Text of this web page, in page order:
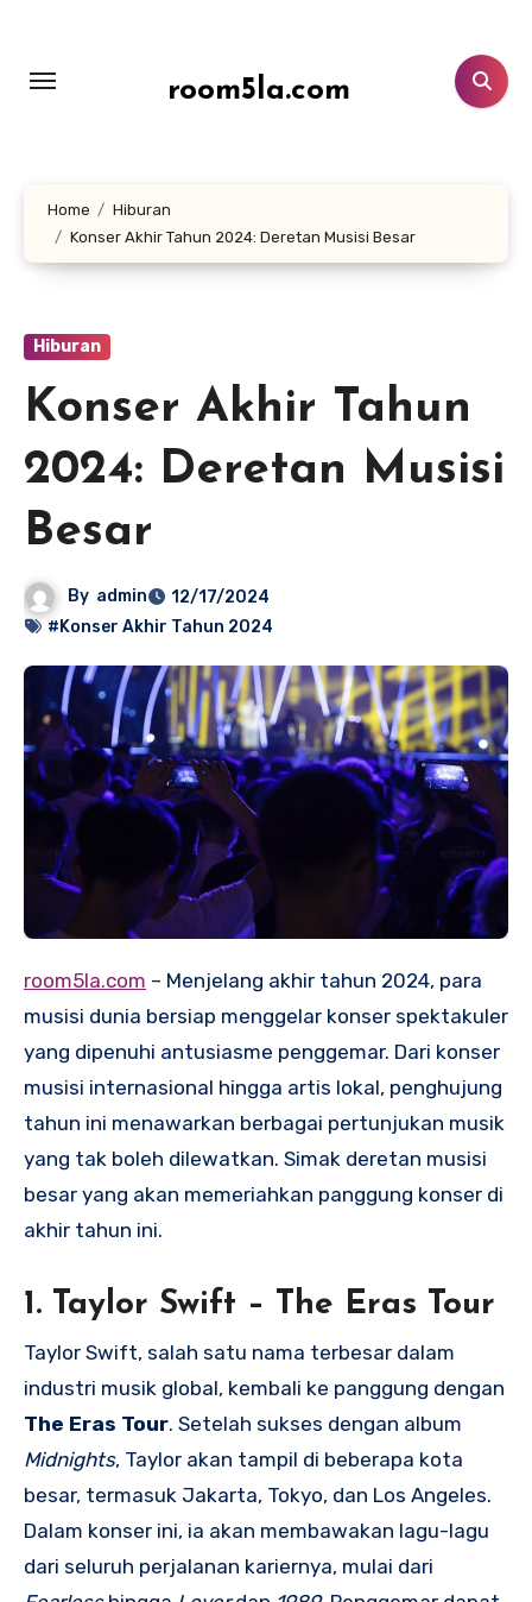
konten
room5la.com
Home
Hiburan
Konser Akhir Tahun 2024: Deretan Musisi Besar
Hiburan
Konser Akhir Tahun
2024: Deretan Musisi
Besar
By admin
12/17/2024
#Konser Akhir Tahun 2024
room5la.com – Menjelang akhir tahun 2024, para
musisi dunia bersiap menggelar konser spektakuler
yang dipenuhi antusiasme penggemar. Dari konser
musisi internasional hingga artis lokal, penghujung
tahun ini menawarkan berbagai pertunjukan musik
yang tak boleh dilewatkan. Simak deretan musisi
besar yang akan memeriahkan panggung konser di
akhir tahun ini.
1. Taylor Swift – The Eras Tour
Taylor Swift, salah satu nama terbesar dalam
industri musik global, kembali ke panggung dengan
The Eras Tour. Setelah sukses dengan album
Midnights, Taylor akan tampil di beberapa kota
besar, termasuk Jakarta, Tokyo, dan Los Angeles.
Dalam konser ini, ia akan membawakan lagu-lagu
dari seluruh perjalanan kariernya, mulai dari